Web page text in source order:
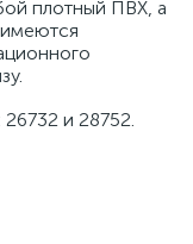
плотный ПВХ, а
и 28752.